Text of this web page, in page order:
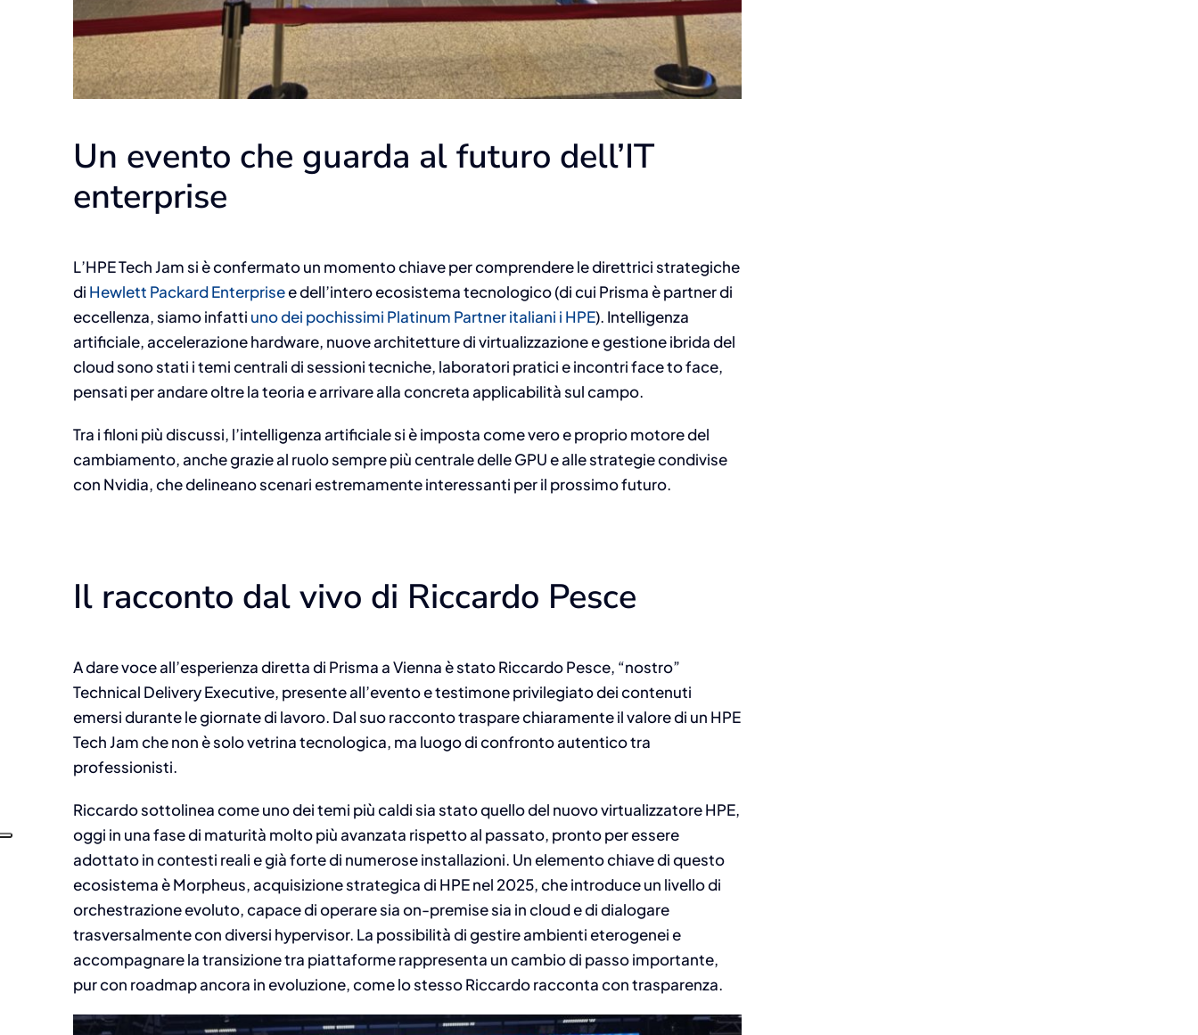
Un evento che guarda al futuro dell’IT
enterprise
L’HPE Tech Jam si è confermato un momento chiave per comprendere le direttrici strategiche
di Hewlett Packard Enterprisee dell’intero ecosistema tecnologico (di cui Prisma è partner di
eccellenza, siamo infatti uno dei pochissimi Platinum Partner italiani i HPE). Intelligenza
artificiale, accelerazione hardware, nuove architetture di virtualizzazione e gestione ibrida del
cloud sono stati i temi centrali di sessioni tecniche, laboratori pratici e incontri face to face,
pensati per andare oltre la teoria e arrivare alla concreta applicabilità sul campo.
Tra i filoni più discussi, l’intelligenza artificiale si è imposta come vero e proprio motore del
cambiamento, anche grazie al ruolo sempre più centrale delle GPU e alle strategie condivise
con Nvidia, che delineano scenari estremamente interessanti per il prossimo futuro.
Il racconto dal vivo di Riccardo Pesce
A dare voce all’esperienza diretta di Prisma a Vienna è stato Riccardo Pesce, “nostro”
Technical Delivery Executive, presente all’evento e testimone privilegiato dei contenuti
emersi durante le giornate di lavoro. Dal suo racconto traspare chiaramente il valore di un HPE
Tech Jam che non è solo vetrina tecnologica, ma luogo di confronto autentico tra
professionisti.
Riccardo sottolinea come uno dei temi più caldi sia stato quello del nuovo virtualizzatore HPE,
oggi in una fase di maturità molto più avanzata rispetto al passato, pronto per essere
adottato in contesti reali e già forte di numerose installazioni. Un elemento chiave di questo
ecosistema è Morpheus, acquisizione strategica di HPE nel 2025, che introduce un livello di
orchestrazione evoluto, capace di operare sia on-premise sia in cloud e di dialogare
trasversalmente con diversi hypervisor. La possibilità di gestire ambienti eterogenei e
accompagnare la transizione tra piattaforme rappresenta un cambio di passo importante,
pur con roadmap ancora in evoluzione, come lo stesso Riccardo racconta con trasparenza.